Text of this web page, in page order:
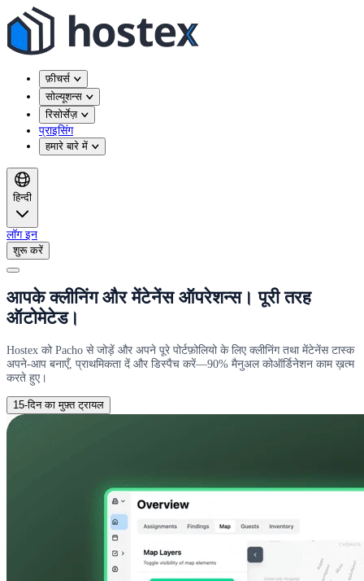
फ़ीचर्स
सोल्यूशन्स
रिसोर्सेज़
प्राइसिंग
हमारे बारे में
हिन्दी
लॉग इन
शुरू करें
आपके क्लीनिंग और मेंटेनेंस ऑपरेशन्स। पूरी तरह
ऑटोमेटेड।
Hostex को Pacho से जोड़ें और अपने पूरे पोर्टफ़ोलियो के लिए क्लीनिंग तथा मेंटेनेंस टास्क
अपने-आप बनाएँ, प्राथमिकता दें और डिस्पैच करें—90% मैनुअल कोऑर्डिनेशन काम ख़त्म
करते हुए।
15-दिन का मुफ़्त ट्रायल